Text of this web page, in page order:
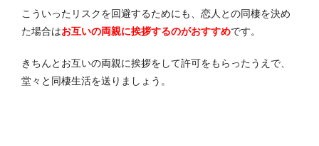
こういったリスクを回避するためにも、恋人との同棲を決め
た場合はお互いの両親に挨拶するのがおすすめです。
きちんとお互いの両親に挨拶をして許可をもらったうえで、
堂々と同棲生活を送りましょう。